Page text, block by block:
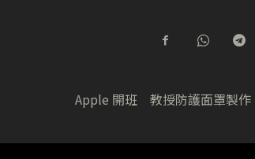
Apple 開班 教授防護面罩製作